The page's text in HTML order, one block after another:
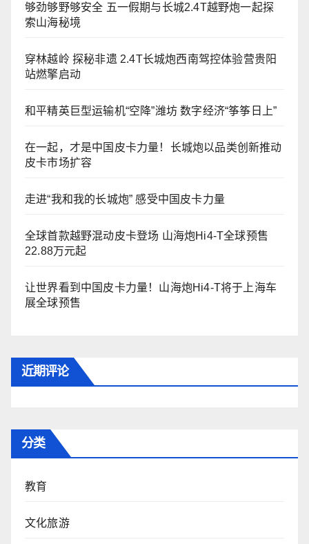
够劲够野够安全 五一假期与长城2.4T越野炮一起探
索山海秘境
穿林越岭 探秘非遗 2.4T长城炮西南驾控体验营贵阳
站燃擎启动
和平精英巨型运输机“空降”潍坊 数字经济“筝筝日上”
在一起，才是中国皮卡力量！长城炮以品类创新推动
皮卡市场扩容
走进“我和我的长城炮” 感受中国皮卡力量
全球首款越野混动皮卡登场 山海炮Hi4-T全球预售
22.88万元起
让世界看到中国皮卡力量！山海炮Hi4-T将于上海车
展全球预售
近期评论
分类
教育
文化旅游